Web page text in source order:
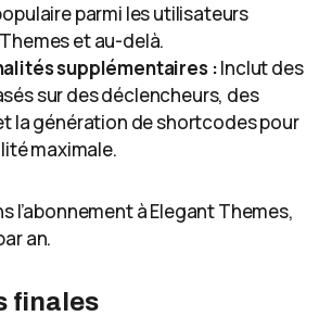
parmi les utilisateurs
et au-delà.
supplémentaires :Inclut des
sur des déclencheurs, des
la génération de shortcodes pour
maximale.
l’abonnement à Elegant Themes,
an.
finales